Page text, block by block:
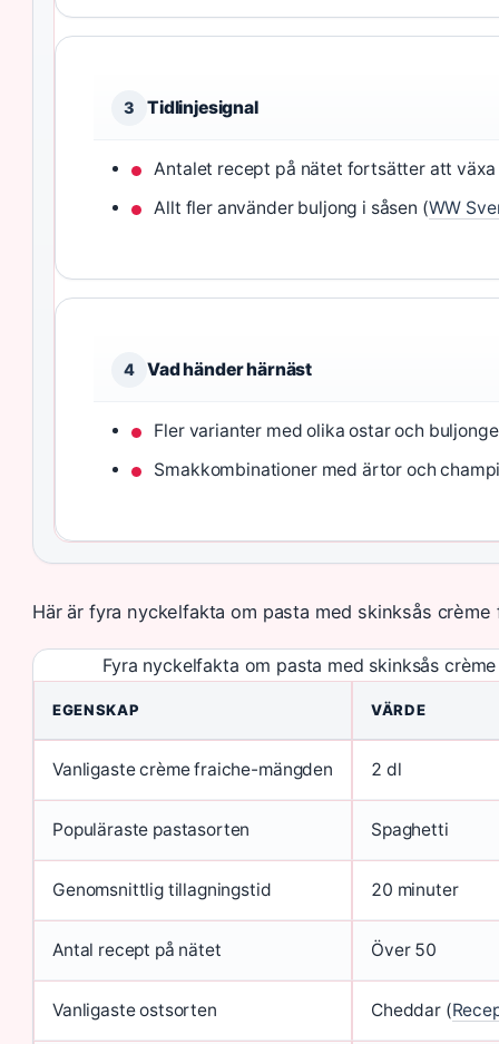
3 Tidlinjesignal
Antalet recept på nätet fortsätter att växa
Allt fler använder buljong i såsen (WW
4 Vad händer härnäst
Fler varianter med olika ostar och
Smakkombinationer med ärtor och
Här är fyra nyckelfakta om pasta med skinksås crème
Fyra nyckelfakta om pasta med skinksås
EGENSKAP VÄRDE
Vanligaste crème fraiche-mängden 2 dl
Populäraste pastasorten Spaghetti
Genomsnittlig tillagningstid 20 minuter
Antal recept på nätet Över 50
Vanligaste ostsorten Cheddar (